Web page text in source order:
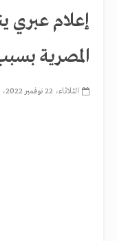
إعلام عبري
المصرية
الثلاثاء، 22 نوفمبر 2022، 1:10 م